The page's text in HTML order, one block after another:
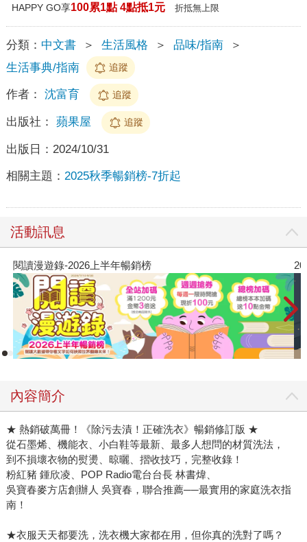
HAPPY GO享100累1點 4點抵1元 折抵無上限
分類： 中文書 ＞ 生活風格 ＞ 品味/指南
＞
生活事典/指南
追蹤
作者： 沈富育 追蹤
出版社： 蘋果屋 追蹤
出版日： 2024/10/31
相關主題： 2025秋季暢銷榜-7折起
活動訊息
閱讀漫遊錄-2026上半年暢銷榜
內容簡介
★ 熱銷破萬冊！《除污去漬！正確洗衣》暢銷修訂版 ★
從石墨烯、機能衣、小白鞋等最新、最多人想問的材質洗法，
到不損壞衣物的熨燙、晾曬、摺收技巧，完整收錄！
粉紅豬 鍾欣凌、POP Radio電台台長 林書煒、
吳寶春麥方店創辦人 吳寶春，聯合推薦──最實用的家庭洗衣指
南！
★衣服天天都要洗，洗衣機大家都在用，但你真的洗對了嗎？